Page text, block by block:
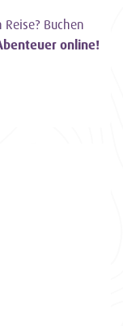
Buchen
online!